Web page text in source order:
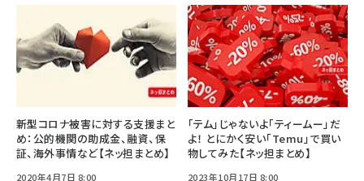
新型コロナ被害に対する支援まと
め：公的機関の助成金、融資、保
証、海外事情など【ネッ担まとめ】
2020年4月7日 8:00
「テム」じゃないよ「ティームー」だ
よ！ とにかく安い「Temu」で買い
物してみた【ネッ担まとめ】
2023年10月17日 8:00